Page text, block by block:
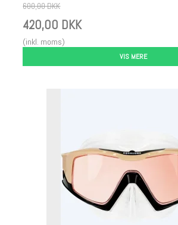
600,00 DKK
420,00 DKK
(inkl. moms)
VIS MERE